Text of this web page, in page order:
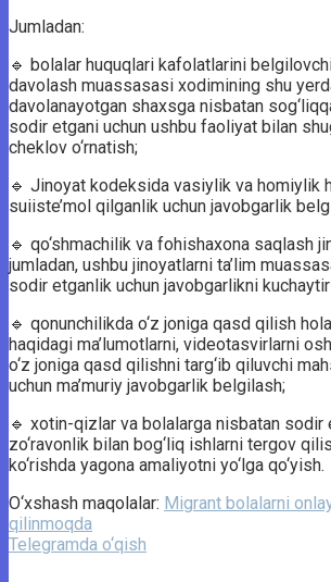
Jumladan:
🔹 bolalar huquqlari kafolatlarini
davolash muassasasi xodimining shu
davolanayotgan shaxsga nisbatan
sodir etgani uchun ushbu faoliyat bilan
cheklov o‘rnatish;
🔹 Jinoyat kodeksida vasiylik va homiylik
suiiste’mol qilganlik uchun javobgarlik
🔹 qo‘shmachilik va fohishaxona saqlash
jumladan, ushbu jinoyatlarni ta’lim
sodir etganlik uchun javobgarlikni
🔹 qonunchilikda o‘z joniga qasd qilish
haqidagi ma’lumotlarni, videotasvirlarni
o‘z joniga qasd qilishni targ‘ib qiluvchi
uchun ma’muriy javobgarlik belgilash;
🔹 xotin-qizlar va bolalarga nisbatan sodir
zo‘ravonlik bilan bog‘liq ishlarni tergov
ko‘rishda yagona amaliyotni yo‘lga qo‘yish.
O‘xshash maqolalar: Migrant bolalarni
qilinmoqda
Telegramda o‘qish